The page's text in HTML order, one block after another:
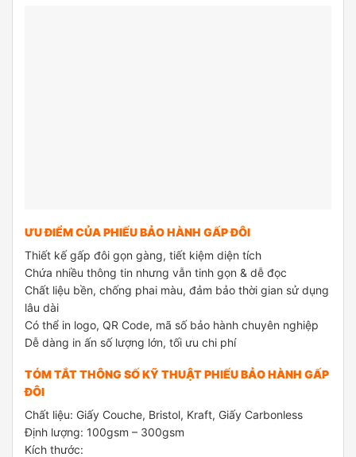
ƯU ĐIỂM CỦA PHIẾU BẢO HÀNH GẤP ĐÔI
Thiết kế gấp đôi gọn gàng, tiết kiệm diện tích
Chứa nhiều thông tin nhưng vẫn tinh gọn & dễ đọc
Chất liệu bền, chống phai màu, đảm bảo thời gian sử dụng
lâu dài
Có thể in logo, QR Code, mã số bảo hành chuyên nghiệp
Dễ dàng in ấn số lượng lớn, tối ưu chi phí
TÓM TẮT THÔNG SỐ KỸ THUẬT PHIẾU BẢO HÀNH GẤP
ĐÔI
Chất liệu: Giấy Couche, Bristol, Kraft, Giấy Carbonless
Định lượng: 100gsm – 300gsm
Kích thước: